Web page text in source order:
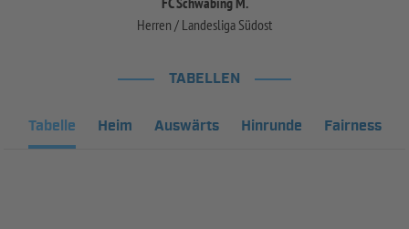
Herren / Landesliga Südost
TABELLEN
Tabelle Heim Auswärts Hinrunde Fairness